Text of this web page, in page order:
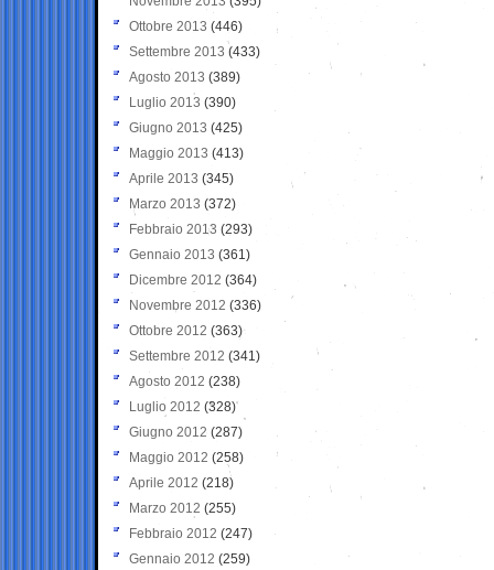
Ottobre 2013 (446)
Settembre 2013 (433)
Agosto 2013 (389)
Luglio 2013 (390)
Giugno 2013 (425)
Maggio 2013 (413)
Aprile 2013 (345)
Marzo 2013 (372)
Febbraio 2013 (293)
Gennaio 2013 (361)
Dicembre 2012 (364)
Novembre 2012 (336)
Ottobre 2012 (363)
Settembre 2012 (341)
Agosto 2012 (238)
Luglio 2012 (328)
Giugno 2012 (287)
Maggio 2012 (258)
Aprile 2012 (218)
Marzo 2012 (255)
Febbraio 2012 (247)
Gennaio 2012 (259)